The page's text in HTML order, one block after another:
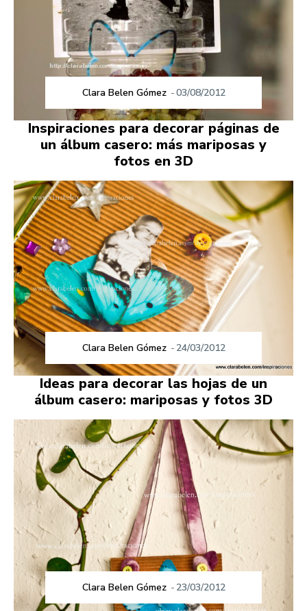
Clara Belen Gómez -03/08/2012
Inspiraciones para decorar páginas de
un álbum casero: más mariposas y
fotos en 3D
Clara Belen Gómez - 24/03/2012
Ideas para decorar las hojas de un
álbum casero: mariposas y fotos 3D
Clara Belen Gómez - 23/03/2012